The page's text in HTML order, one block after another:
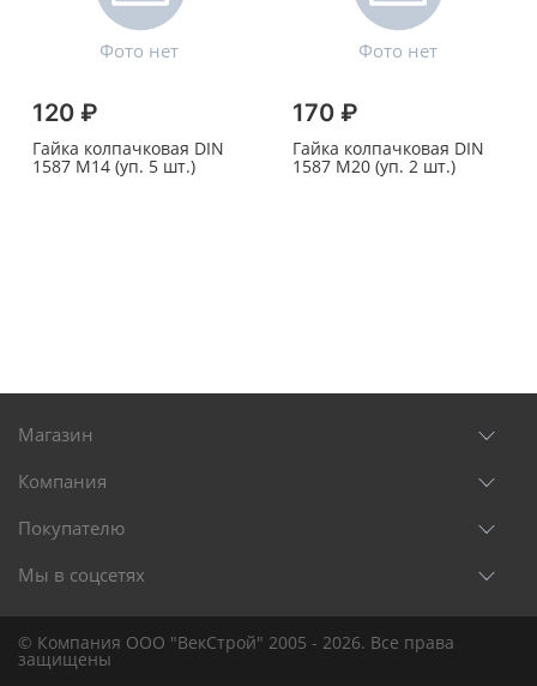
120 ₽
Гайка колпачковая DIN
1587 M14 (уп. 5 шт.)
170 ₽
Гайка колпачковая DIN
1587 M20 (уп. 2 шт.)
Магазин
Компания
Покупателю
Мы в соцсетях
© Компания ООО "ВекСтрой" 2005 - 2026. Все права
защищены